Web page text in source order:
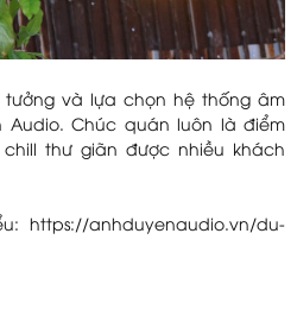
tưởng và lựa chọn hệ thống âm
Audio. Chúc quán luôn là điểm
thư giãn được nhiều khách
https://anhduyenaudio.vn/du-